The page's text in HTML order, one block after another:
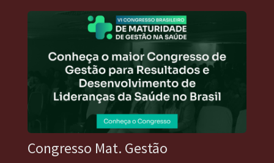
Congresso Mat. Gestão